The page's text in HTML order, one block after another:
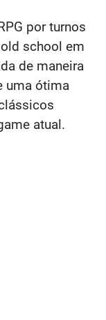
por turnos
school em
de maneira
uma ótima
atual.